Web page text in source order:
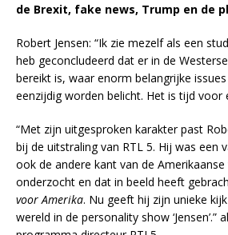
de Brexit, fake news, Trump en de
Robert Jensen: “Ik zie mezelf als een
heb geconcludeerd dat er in de
bereikt is, waar enorm belangrijke
eenzijdig worden belicht. Het is tijd voor
“Met zijn uitgesproken karakter past
bij de uitstraling van RTL 5. Hij was een
ook de andere kant van de Amerikaanse
onderzocht en dat in beeld heeft
voor Amerika. Nu geeft hij zijn unieke
wereld in de personality show ‘Jensen’.”